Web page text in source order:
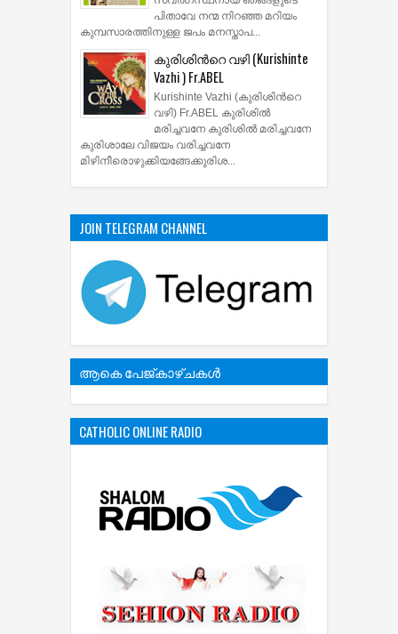
പിതാവേ നന്മ നിറഞ്ഞ മറിയം
കുമ്പസാരത്തിനുള്ള ജപം മനസ്താപ...
കുരിശിന്‍റെ വഴി (Kurishinte
Vazhi ) Fr.ABEL
Kurishinte Vazhi (കുരിശിന്‍റെ
വഴി) Fr.ABEL കുരിശില്‍
മരിച്ചവനേ കുരിശില്‍ മരിച്ചവനേ
കുരിശാലേ വിജയം വരിച്ചവനേ
മിഴിനീരൊഴുക്കിയങ്ങേക്കുരിശ...
JOIN TELEGRAM CHANNEL
ആകെ പേജ്‌കാഴ്‌ചകള്‍
CATHOLIC ONLINE RADIO